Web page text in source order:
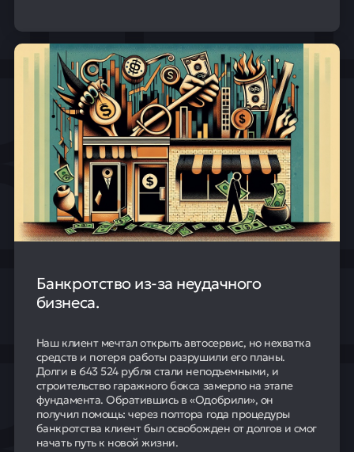
Банкротство из-за неудачного
бизнеса.
Наш клиент мечтал открыть автосервис, но нехватка
средств и потеря работы разрушили его планы.
Долги в 643 524 рубля стали неподъемными, и
строительство гаражного бокса замерло на этапе
фундамента. Обратившись в «Одобрили», он
получил помощь: через полтора года процедуры
банкротства клиент был освобожден от долгов и смог
начать путь к новой жизни.